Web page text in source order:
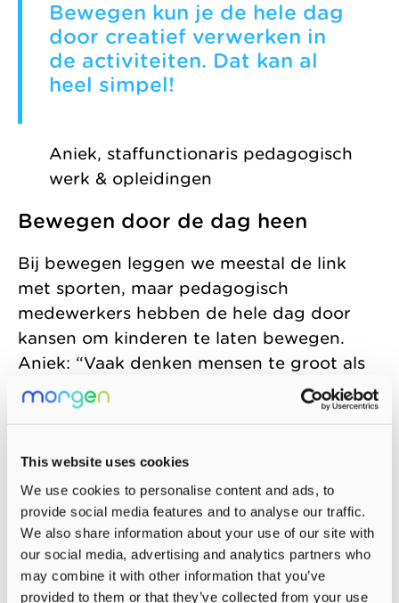
This website uses cookies
We use cookies to personalise content and ads, to
provide social media features and to analyse our traffic.
We also share information about your use of our site with
our social media, advertising and analytics partners who
may combine it with other information that you’ve
provided to them or that they’ve collected from your use
Bewegen kun je de hele dag
door creatief verwerken in
de activiteiten. Dat kan al
heel simpel!
Aniek, staffunctionaris pedagogisch
werk & opleidingen
Bewegen door de dag heen
Bij bewegen leggen we meestal de link
met sporten, maar pedagogisch
medewerkers hebben de hele dag door
kansen om kinderen te laten bewegen.
Aniek: “Vaak denken mensen te groot als
het om bewegen gaat, maar het kan al op
heel eenvoudige manier. In onze visie staat
maken we heel praktisch. We proberen
baby’s niet te veel vast te zetten in
wipstoeltjes, maar ze op een veilige manier
zoveel mogelijk bewegingsruimte te
geven. Zo kunnen ze zich van jongs af aan
vrij ontwikkelen.” Ook als kinderen wat